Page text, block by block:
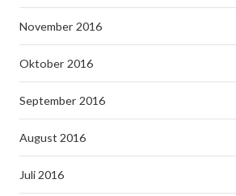
November 2016
Oktober 2016
September 2016
August 2016
Juli 2016